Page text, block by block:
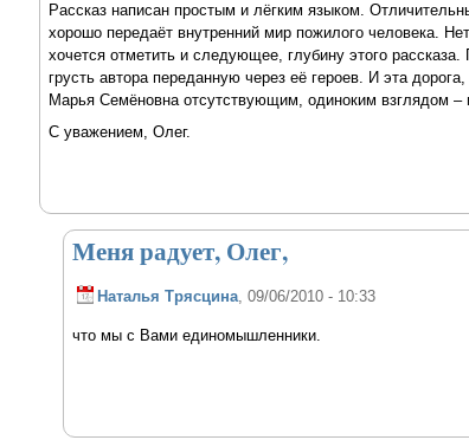
Рассказ написан простым и лёгким языком.
хорошо передаёт внутренний мир пожилого человека.
хочется отметить и следующее, глубину этого
грусть автора переданную через её героев. И эта
Марья Семёновна отсутствующим, одиноким взглядом –
С уважением, Олег.
Меня радует, Олег,
Наталья Трясцина, 09/06/2010 - 10:33
что мы с Вами единомышленники.